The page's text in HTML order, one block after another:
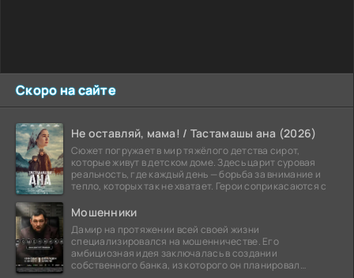
Скоро на сайте
Не оставляй, мама! / Тастамашы ана (2026)
Сюжет погружает в мир тяжёлого детства сирот,
которые живут в детском доме. Здесь царит суровая
реальность, где каждый день — борьба за внимание и
тепло, которых так не хватает. Герои соприкасаются с
Мошенники
Дамир на протяжении всей своей жизни
специализировался на мошенничестве. Его
амбициозная идея заключалась в создании
собственного банка, из которого он планировал